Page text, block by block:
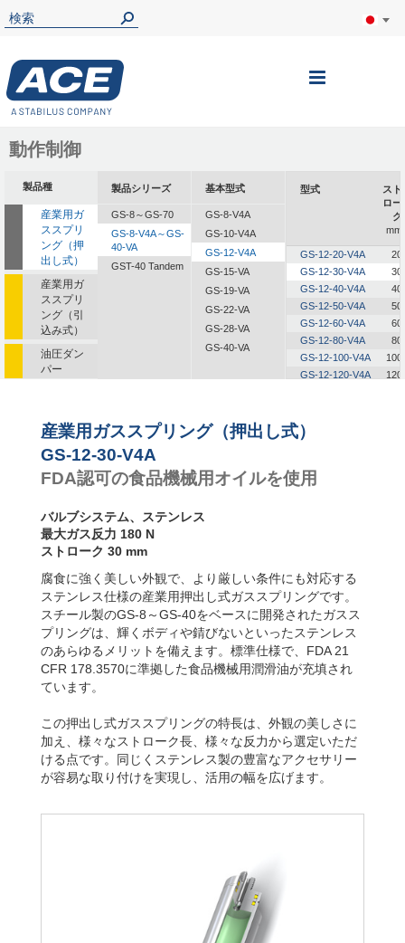
ナ
動作制御
製品種
産業用ガ
ススプリ
ング（押
出し式）
産業用ガ
ススプリ
ング（引
込み式）
油圧ダン
パー
ントロー
ラー
製品シリーズ
GS-8～GS-70
GS-8-V4A～GS-
40-VA
GST-40 Tandem
基本型式
GS-8-V4A
GS-10-V4A
GS-12-V4A
GS-15-VA
GS-19-VA
GS-22-VA
GS-28-VA
GS-40-VA
型式
スト
ロー
ク
mm
GS-12-20-V4A
20
GS-12-30-V4A
30
GS-12-40-V4A
40
GS-12-50-V4A
50
GS-12-60-V4A
60
GS-12-80-V4A
80
GS-12-100-V4A
100
GS-12-120-V4A
120
産業用ガススプリング（押出し式）
GS-12-30-V4A
FDA認可の食品機械用オイルを使用
バルブシステム、ステンレス
最大ガス反力 180 N
ストローク 30 mm
腐食に強く美しい外観で、より厳しい条件にも対応する
ステンレス仕様の産業用押出し式ガススプリングです。
スチール製のGS-8～GS-40をベースに開発されたガスス
プリングは、輝くボディや錆びないといったステンレス
のあらゆるメリットを備えます。標準仕様で、FDA 21
CFR 178.3570に準拠した食品機械用潤滑油が充填され
ています。
この押出し式ガススプリングの特長は、外観の美しさに
加え、様々なストローク長、様々な反力から選定いただ
ける点です。同じくステンレス製の豊富なアクセサリー
が容易な取り付けを実現し、活用の幅を広げます。